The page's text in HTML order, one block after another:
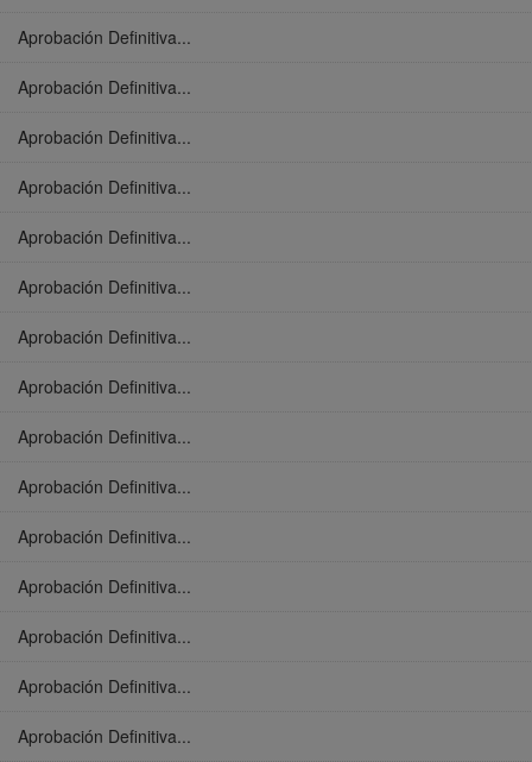
Aprobación Definitiva...
Aprobación Definitiva...
Aprobación Definitiva...
Aprobación Definitiva...
Aprobación Definitiva...
Aprobación Definitiva...
Aprobación Definitiva...
Aprobación Definitiva...
Aprobación Definitiva...
Aprobación Definitiva...
Aprobación Definitiva...
Aprobación Definitiva...
Aprobación Definitiva...
Aprobación Definitiva...
Aprobación Definitiva...